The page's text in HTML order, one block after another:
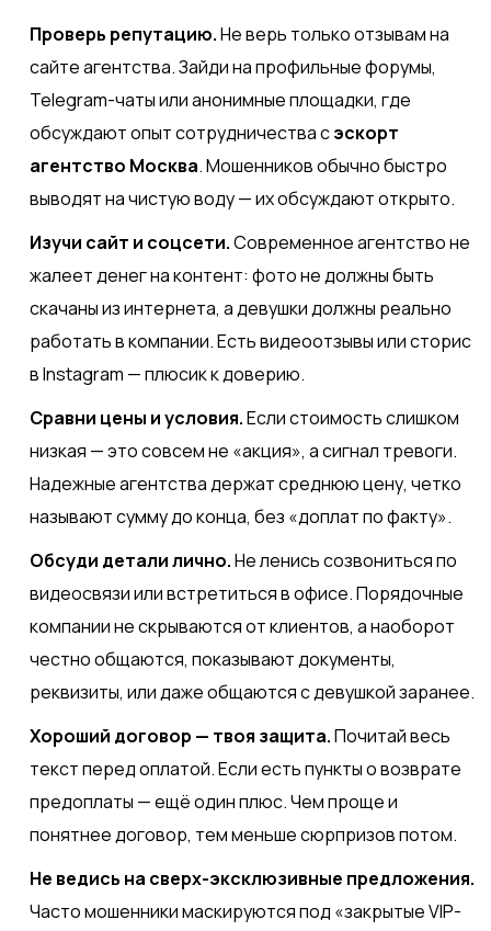
Проверь репутацию.Не верь только отзывам на
сайте агентства. Зайди на профильные форумы,
Telegram-чаты или анонимные площадки, где
обсуждают опыт сотрудничества сэскорт
агентство Москва. Мошенников обычно быстро
выводят на чистую воду — их обсуждают открыто.
Изучи сайт и соцсети.Современное агентство не
жалеет денег на контент: фото не должны быть
скачаны из интернета, а девушки должны реально
работать в компании. Есть видеоотзывы или сторис
в Instagram — плюсик к доверию.
Сравни цены и условия.Если стоимость слишком
низкая — это совсем не «акция», а сигнал тревоги.
Надежные агентства держат среднюю цену, четко
называют сумму до конца, без «доплат по факту».
Обсуди детали лично.Не ленись созвониться по
видеосвязи или встретиться в офисе. Порядочные
компании не скрываются от клиентов, а наоборот
честно общаются, показывают документы,
реквизиты, или даже общаются с девушкой заранее.
Хороший договор — твоя защита.Почитай весь
текст перед оплатой. Если есть пункты о возврате
предоплаты — ещё один плюс. Чем проще и
понятнее договор, тем меньше сюрпризов потом.
Не ведись на сверх-эксклюзивные предложения.
Часто мошенники маскируются под «закрытые VIP-